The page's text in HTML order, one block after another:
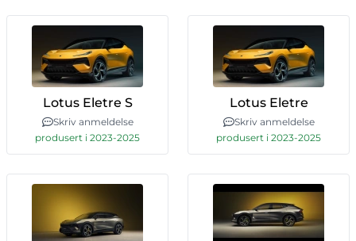
Lotus Eletre S
Skriv anmeldelse
produsert i 2023-2025
Lotus Eletre
Skriv anmeldelse
produsert i 2023-2025